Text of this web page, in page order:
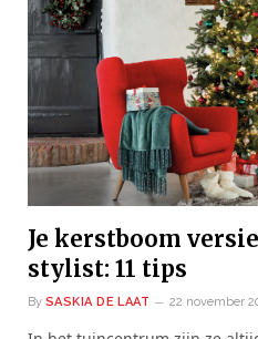
Je kerstboom
stylist: 11 tips
By SASKIA DE LAAT 22 november